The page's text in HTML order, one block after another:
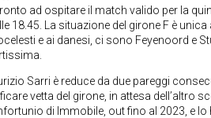
ad ospitare il match valido per la
18.45. La situazione del girone F è
e ai danesi, ci sono Feyenoord e
Sarri è reduce da due pareggi
vetta del girone, in attesa
di Immobile, out fino al 2023, e